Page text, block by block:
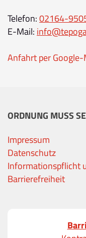
Telefon:02164-
E-Mail:
Anfahrt per Google-
ORDNUNG MUSS
Impressum
Datenschutz
Informationspflicht
Barrierefreiheit